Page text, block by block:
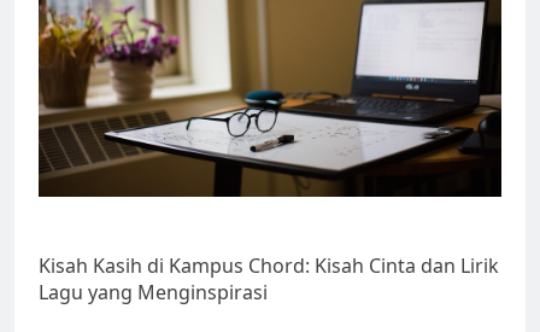
Kisah Kasih di Kampus Chord: Kisah Cinta dan Lirik
Lagu yang Menginspirasi